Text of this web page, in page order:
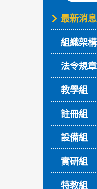
最新消息
組織架構
法令規章
教學組
註冊組
設備組
實研組
特教組